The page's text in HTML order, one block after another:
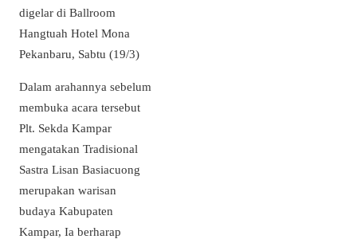
digelar di Ballroom
Hangtuah Hotel Mona
Pekanbaru, Sabtu (19/3)
Dalam arahannya sebelum
membuka acara tersebut
Plt. Sekda Kampar
mengatakan Tradisional
Sastra Lisan Basiacuong
merupakan warisan
budaya Kabupaten
Kampar, Ia berharap